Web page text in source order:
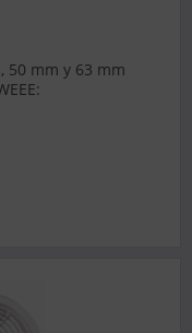
50 mm y 63 mm